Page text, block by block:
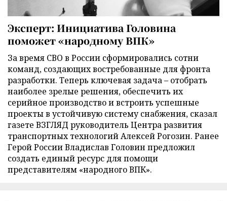
Эксперт: Инициатива Головина
поможет «народному ВПК»
За время СВО в России сформировались сотни
команд, создающих востребованные для фронта
разработки. Теперь ключевая задача – отобрать
наиболее зрелые решения, обеспечить их
серийное производство и встроить успешные
проекты в устойчивую систему снабжения, сказал
газете ВЗГЛЯД руководитель Центра развития
транспортных технологий Алексей Рогозин. Ранее
Герой России Владислав Головин предложил
создать единый ресурс для помощи
представителям «народного ВПК».